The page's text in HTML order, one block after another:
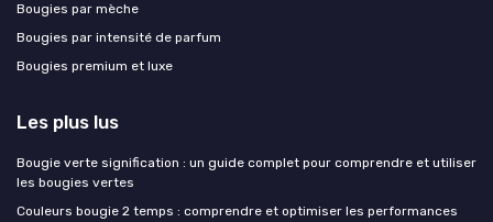
Bougies par mèche
Bougies par intensité de parfum
Bougies premium et luxe
Les plus lus
Bougie verte signification : un guide complet pour comprendre et utiliser
les bougies vertes
Couleurs bougie 2 temps : comprendre et optimiser les performances